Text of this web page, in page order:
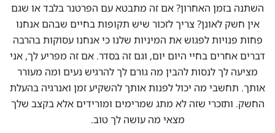
השתנה בזמן האחרון? אם זה מתבטא עם הפרטנר בלבד או שגם
אין חשק לאונן? צריך לזכור שיש תקופות בחיים שבהם אנחנו
פחות פנויות לפגוש את המיניות שלנו כי אנחנו עסוקות בהרבה
דברים אחרים בחיי היום יום, וגם זה בסדר. אם זה מפריע לך, אני
מציעה לך לנסות להבין מה גורם לך להרגיש נעים ומה מעורר
אותך. תחשבי מה יכול לפנות אותך להשקיע זמן ואנרגיה בהעלת
החשק. ותזכרי שזה לא מתג שמרימים ומורידים אלא בקצב שלך
מצאי מה עושה לך טוב.